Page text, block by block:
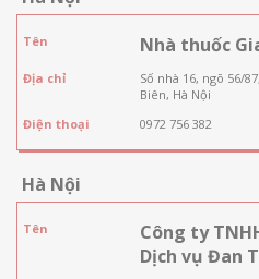
Tên Nhà thuốc
Địa chỉ
Số nhà 16, ngõ 56/
Biên, Hà Nội
Điện thoại
0972 756 382
Hà Nội
Tên
Công ty
Dịch vụ Đan